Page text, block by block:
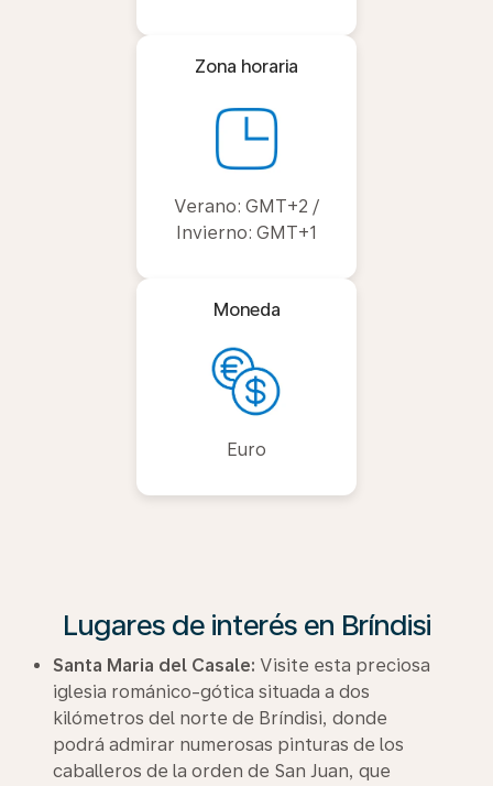
Zona horaria
Verano: GMT+2 /
Invierno: GMT+1
Moneda
Euro
Lugares de interés en Bríndisi
Santa Maria del Casale: Visite esta preciosa
iglesia románico-gótica situada a dos
kilómetros del norte de Bríndisi, donde
podrá admirar numerosas pinturas de los
caballeros de la orden de San Juan, que